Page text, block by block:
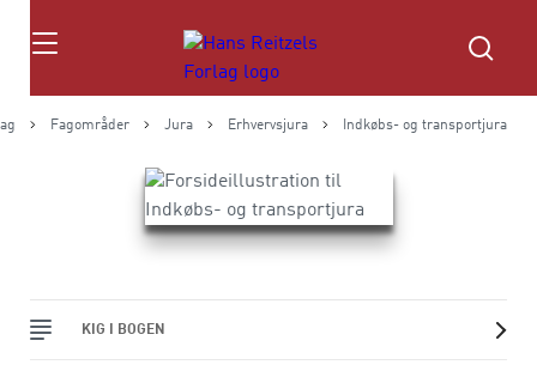
Søg
Fagområder Jura Erhvervsjura Indkøbs- og transportjura
KIG I BOGEN